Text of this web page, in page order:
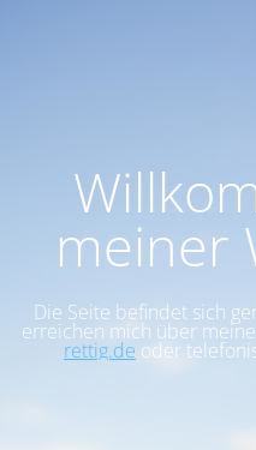
meiner
Die Seite befindet sich
erreichen mich über
rettig.de oder